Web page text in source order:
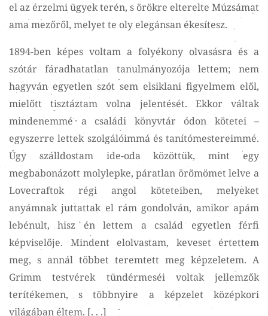
el az érzelmi ügyek terén, s örökre elterelte Múzsámat
ama mezőről, melyet te oly elegánsan ékesítesz.
1894-ben képes voltam a folyékony olvasásra és a
szótár fáradhatatlan tanulmányozója lettem; nem
hagyván egyetlen szót sem elsiklani figyelmem elől,
mielőtt tisztáztam volna jelentését. Ekkor váltak
mindenemmé a családi könyvtár ódon kötetei –
egyszerre lettek szolgálóimmá és tanítómestereimmé.
Úgy szálldostam ide-oda közöttük, mint egy
megbabonázott molylepke, páratlan örömömet lelve a
Lovecraftok régi angol köteteiben, melyeket
anyámnak juttattak el rám gondolván, amikor apám
lebénult, hisz én lettem a család egyetlen férfi
képviselője. Mindent elolvastam, keveset értettem
meg, s annál többet teremtett meg képzeletem. A
Grimm testvérek tündérmeséi voltak jellemzők
terítékemen, s többnyire a képzelet középkori
világában éltem. [. . .]